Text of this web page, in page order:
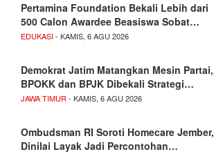
Pertamina Foundation Bekali Lebih dari
500 Calon Awardee Beasiswa Sobat…
EDUKASI- KAMIS, 6 AGU 2026
Demokrat Jatim Matangkan Mesin Partai,
BPOKK dan BPJK Dibekali Strategi…
JAWA TIMUR- KAMIS, 6 AGU 2026
Ombudsman RI Soroti Homecare Jember,
Dinilai Layak Jadi Percontohan…